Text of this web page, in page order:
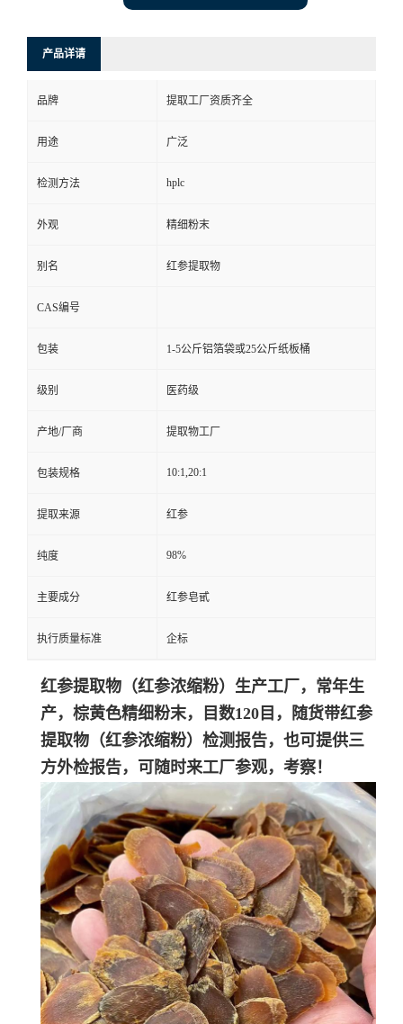
产品详请
品牌 提取工厂资质齐全
用途 广泛
检测方法 hplc
外观 精细粉末
别名 红参提取物
CAS编号
包装 1-5公斤铝箔袋或25公斤纸板桶
级别 医药级
产地/厂商 提取物工厂
包装规格 10:1,20:1
提取来源 红参
纯度 98%
主要成分 红参皂甙
执行质量标准 企标
红参提取物（红参浓缩粉）生产工厂，常年生
产，棕黄色精细粉末，目数120目，随货带红参
提取物（红参浓缩粉） 检测报告，也可提供三
方外检报告，可随时来工厂参观，考察！